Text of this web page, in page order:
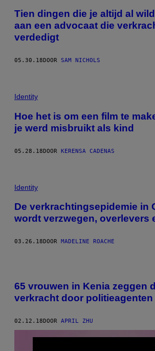
Tien dingen die je altijd al
aan een advocaat die
verdedigt
05.30.18 DOOR SAM NICHOLS
Identity
Hoe het is om een film te
je werd misbruikt als kind
05.28.18DOOR KERENSA CADENAS
Identity
De verkrachtingsepidemie in
wordt verzwegen, overlevers
03.26.18 DOOR MADELINE ROACHE
65 vrouwen in Kenia zeggen
verkracht door politieagenten
02.12.18DOOR APRIL ZHU